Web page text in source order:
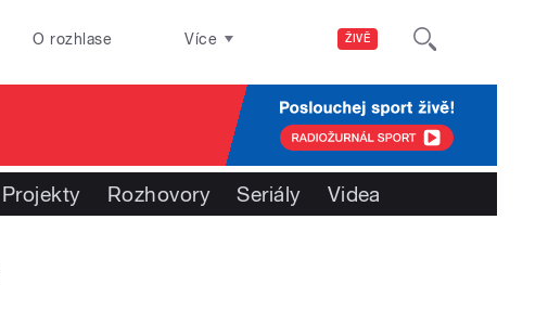
ŽIVĚ
O rozhlase Více
Projekty Rozhovory Seriály Videa